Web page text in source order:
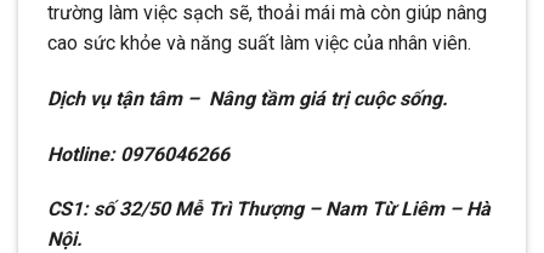
trường làm việc sạch sẽ, thoải mái mà còn giúp nâng
cao sức khỏe và năng suất làm việc của nhân viên.
Dịch vụ tận tâm – Nâng tầm giá trị cuộc sống.
Hotline: 0976046266
CS1: số 32/50 Mễ Trì Thượng – Nam Từ Liêm – Hà
Nội.